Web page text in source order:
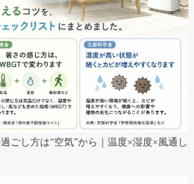
ごし方は“空気”から｜温度×湿度×風通し